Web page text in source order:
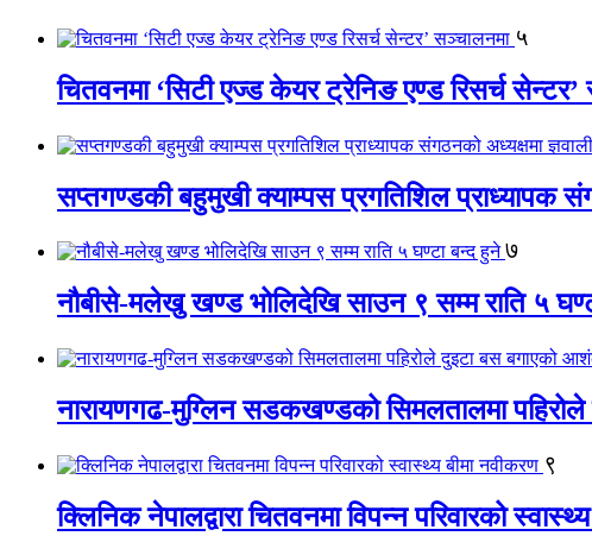
५
चितवनमा ‘सिटी एज्ड केयर ट्रेनिङ एण्ड रिसर्च
सप्तगण्डकी बहुमुखी क्याम्पस प्रगतिशिल प्राध्यापक
७
नौबीसे-मलेखु खण्ड भोलिदेखि साउन ९ सम्म राति ५
नारायणगढ-मुग्लिन सडकखण्डको सिमलतालमा
९
क्लिनिक नेपालद्वारा चितवनमा विपन्न परिवारको